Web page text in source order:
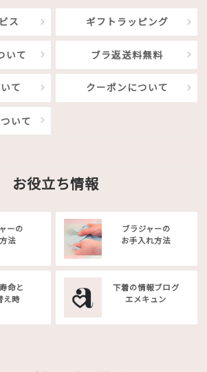
ス ギフトラッピング
いて ブラ返送料無料
て クーポンについて
いて
お役立ち情報
ーの
法
ブラジャーの
お手入れ方法
命と
え時
下着の情報ブログ
エメキュン